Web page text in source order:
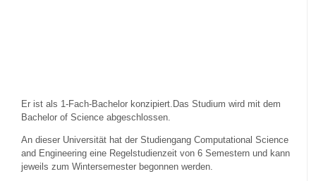
Er ist als 1-Fach-Bachelor konzipiert.Das Studium wird mit dem
Bachelor of Science abgeschlossen.
An dieser Universität hat der Studiengang Computational Science
and Engineering eine Regelstudienzeit von 6 Semestern und kann
jeweils zum Wintersemester begonnen werden.